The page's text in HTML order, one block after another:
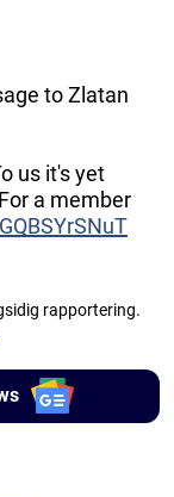
to Zlatan
us it's yet
a member
rapportering.